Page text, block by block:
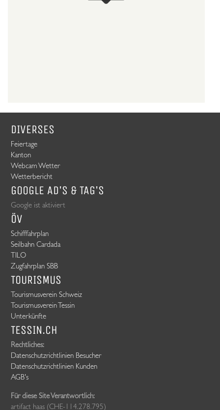
DIVERSES
Feiertage
Kanton
Webcam Wetter
Wetterbericht
GOOGLE AD's & TAG's
Google ist aktiviert
ÖV
Schifffahrplan
Seilbahn Cardada
TILO
Zugfahrplan SBB
TOURISMUS
Tourismusverein Schweiz
Tourismusverein Tessin
Unterkünfte
TESSIN.CH
Rechtliches:
Datenschutzrichtlinien Besucher
Datenschutzrichtlinien Kunden
AGB's
Für diese Site Verantwortlich:
artifact haas (CHE-114.278.795)